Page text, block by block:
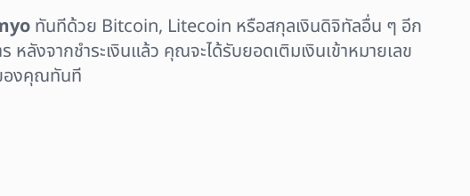
ทันทีด้วย Bitcoin, Litecoin หรือสกุลเงินดิจิทัลอื่น ๆ อีก
หลังจากชำระเงินแล้ว คุณจะได้รับยอดเติมเงินเข้าหมายเลข
องคุณทันที